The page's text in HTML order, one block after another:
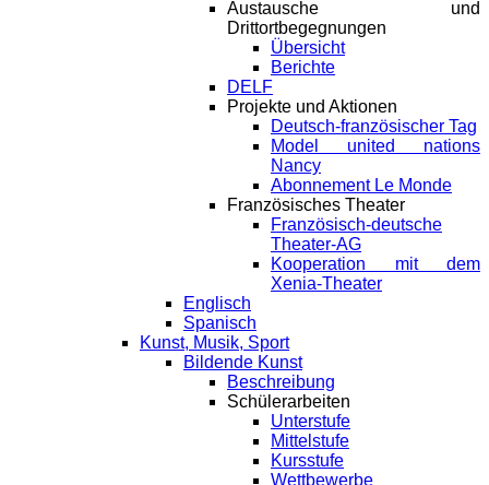
Austausche und
Drittortbegegnungen
Übersicht
Berichte
DELF
Projekte und Aktionen
Deutsch-französischer Tag
Model united nations
Nancy
Abonnement Le Monde
Französisches Theater
Französisch-deutsche
Theater-AG
Kooperation mit dem
Xenia-Theater
Englisch
Spanisch
Kunst, Musik, Sport
Bildende Kunst
Beschreibung
Schülerarbeiten
Unterstufe
Mittelstufe
Kursstufe
Wettbewerbe